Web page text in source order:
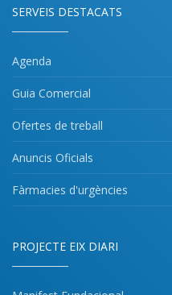
SERVEIS DESTACATS
Agenda
Guia Comercial
Ofertes de treball
Anuncis Oficials
Fàrmacies d'urgències
PROJECTE EIX DIARI